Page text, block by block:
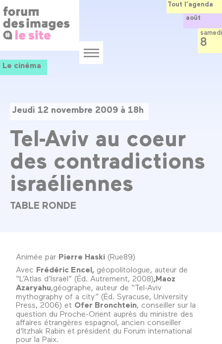
au
contenu
principal
Menu
Le cinéma
Jeudi 12 novembre 2009 à 18h
Tel-Aviv au coeur
des contradictions
israéliennes
TABLE RONDE
Animée par Pierre Haski (Rue89)
Avec Frédéric Encel, géopolitologue, auteur de
“L’Atlas d’Israël” (Éd. Autrement, 2008),Maoz
Azaryahu ,géographe, auteur de “Tel-Aviv
mythography of a city” (Éd. Syracuse, University
Press, 2006) et Ofer Bronchtein , conseiller sur la
question du Proche-Orient auprès du ministre des
affaires étrangères espagnol, ancien conseiller
d'Itzhak Rabin et président du Forum international
pour la Paix.
Tout l’agenda
août
samedi
8